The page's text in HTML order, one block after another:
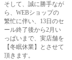
そして、誠に勝手なが
ら、WEBショップの
繁忙に伴い、13日のセ
ール終了後から2月い
っぱいまで、実店舗を
【冬眠休業】とさせて
頂きます。